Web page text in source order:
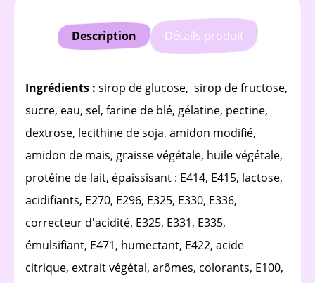
Description Détails produit
Ingrédients : sirop de glucose, sirop de fructose,
sucre, eau, sel, farine de blé, gélatine, pectine,
dextrose, lecithine de soja, amidon modifié,
amidon de mais, graisse végétale, huile végétale,
protéine de lait, épaissisant : E414, E415, lactose,
acidifiants, E270, E296, E325, E330, E336,
correcteur d'acidité, E325, E331, E335,
émulsifiant, E471, humectant, E422, acide
citrique, extrait végétal, arômes, colorants, E100,